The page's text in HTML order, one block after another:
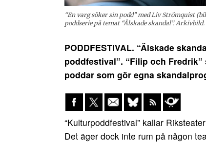
“En varg söker sin podd” med Liv Strömquist
poddserie på temat “Älskade skandal”.
PODDFESTIVAL. “Älskade
poddfestival”. “Filip och
poddar som gör egna
“Kulturpoddfestival” kallar
Det äger dock inte rum på någon